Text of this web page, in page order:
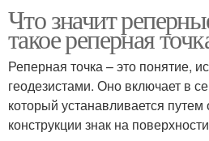
Что значит
такое реперная
Реперная точка – это понятие,
геодезистами. Оно включает в
который устанавливается
конструкции знак на